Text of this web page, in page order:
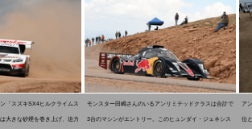
「スズキSX4ヒルクライムス
大きな砂煙を巻き上げ、迫力
モンスター田嶋さんのいるアンリミテッドクラスは合計で
3台のマシンがエントリー。このヒュンダイ・ジェネシス
ア
位